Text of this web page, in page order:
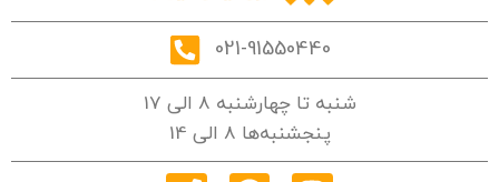
021-91550440
شنبه تا چهارشنبه 8 الی 17
پنجشنبه‌ها 8 الی 14